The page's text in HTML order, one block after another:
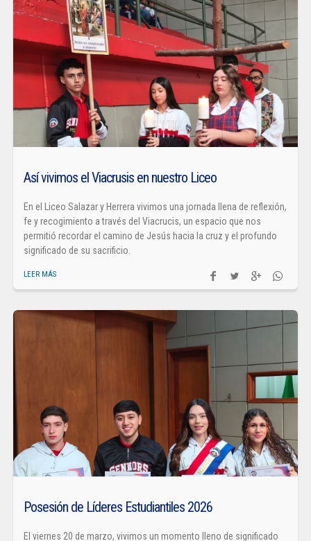
Así vivimos el Viacrusis en nuestro Liceo
En el Liceo Salazar y Herrera vivimos una jornada llena de reflexión,
fe y recogimiento a través del Viacrucis, un espacio que nos
permitió recordar el camino de Jesús hacia la cruz y el profundo
significado de su sacrificio.
LEER MÁS
Posesión de Líderes Estudiantiles 2026
El viernes 20 de marzo, vivimos un momento lleno de significado